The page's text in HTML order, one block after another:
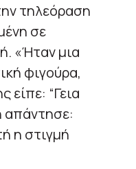
τηλεόραση
σε
«Ήταν μια
φιγούρα,
είπε: “Γεια
απάντησε:
η στιγμή